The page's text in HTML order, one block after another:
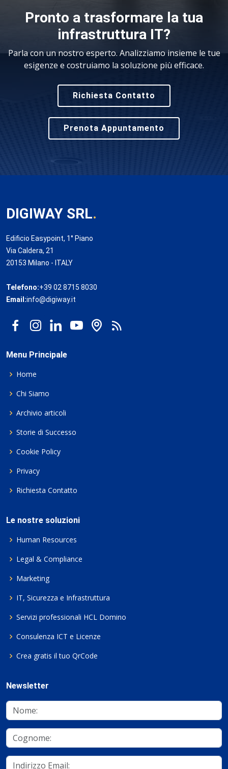
Pronto a trasformare la tua
infrastruttura IT?
Parla con un nostro esperto. Analizziamo insieme le tue
esigenze e costruiamo la soluzione più efficace.
Richiesta Contatto
Prenota Appuntamento
DIGIWAY SRL.
Edificio Easypoint, 1° Piano
Via Caldera, 21
20153 Milano - ITALY
Telefono:+39 02 8715 8030
Email:info@digiway.it
Menu Principale
Home
Chi Siamo
Archivio articoli
Storie di Successo
Cookie Policy
Privacy
Richiesta Contatto
Le nostre soluzioni
Human Resources
Legal & Compliance
Marketing
IT, Sicurezza e Infrastruttura
Servizi professionali HCL Domino
Consulenza ICT e Licenze
Crea gratis il tuo QrCode
Newsletter